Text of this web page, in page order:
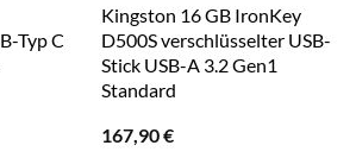
Typ C
Kingston 16 GB IronKey
D500S verschlüsselter USB-
Stick USB-A 3.2 Gen1
Standard
167,90€